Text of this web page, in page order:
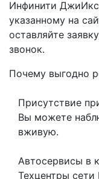
Инфинити
указанному на
оставляйте
звонок.
Почему выгодно
Присутствие
Вы можете
вживую.
Автосервисы в
Техцентры